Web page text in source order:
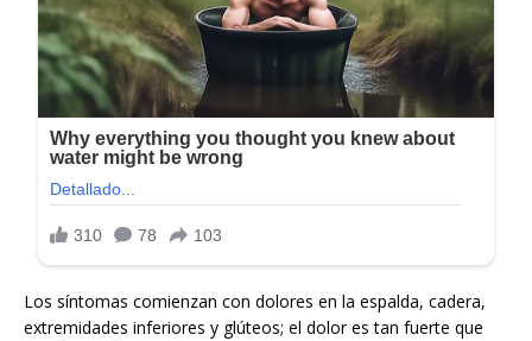
Los síntomas comienzan con dolores en la espalda, cadera,
extremidades inferiores y glúteos; el dolor es tan fuerte que